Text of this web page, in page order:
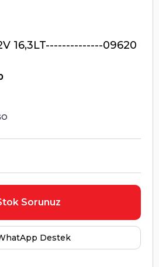
16,3LT--------------09620
Sorunuz
Destek